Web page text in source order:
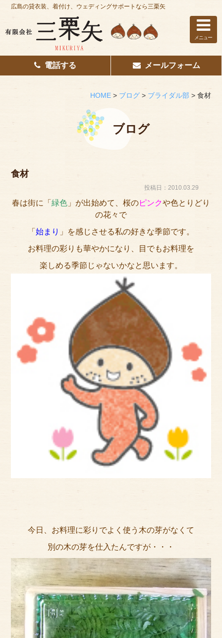
ホーム
はじめての方へ
その他サービス
アクセス
サイズのはかり方
よくある質問
ご利用の流れ
今月のオススメ衣装
成人式特設ページ
プライバシーポリシー
サイトマップ
広島の貸衣装、着付け、ウェディングサポートなら三栗矢
メニュー
電話する メールフォーム
HOME> ブログ> ブライダル部 > 食材
ブログ
食材
投稿日：2010.03.29
春は街に「 緑色 」が出始めて、桜のピンクや色とりどり
の花々で
「 始まり 」を感じさせる私の好きな季節です。
お料理の彩りも華やかになり、目でもお料理を
楽しめる季節じゃないかなと思います。
今日、お料理に彩りでよく使う木の芽がなくて
別の木の芽を仕入たんですが・・・